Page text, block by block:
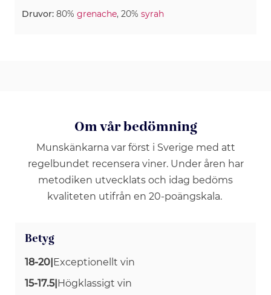
Druvor: 80% grenache, 20% syrah
Om vår bedömning
Munskänkarna var först i Sverige med att
regelbundet recensera viner. Under åren har
metodiken utvecklats och idag bedöms
kvaliteten utifrån en 20-poängskala.
Betyg
18-20|Exceptionellt vin
15-17.5|Högklassigt vin